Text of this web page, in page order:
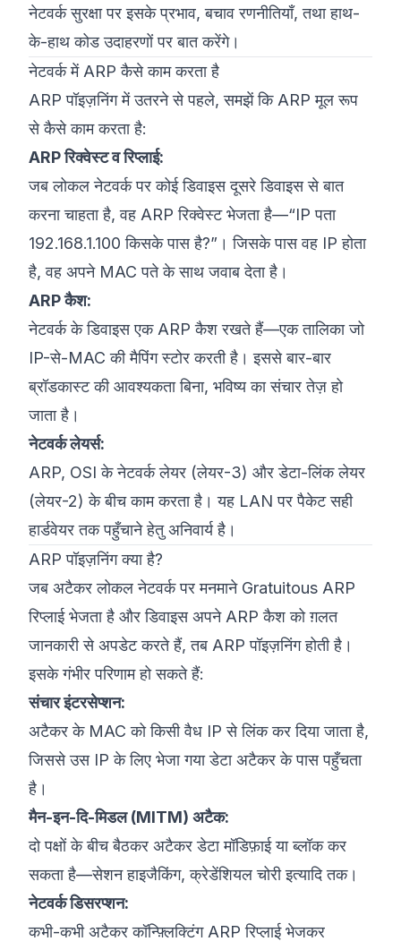
नेटवर्क सुरक्षा पर इसके प्रभाव, बचाव रणनीतियाँ, तथा हाथ-
के-हाथ कोड उदाहरणों पर बात करेंगे।
नेटवर्क में ARP कैसे काम करता है
ARP पॉइज़निंग में उतरने से पहले, समझें कि ARP मूल रूप
से कैसे काम करता है:
ARP रिक्वेस्ट व रिप्लाई:
जब लोकल नेटवर्क पर कोई डिवाइस दूसरे डिवाइस से बात
करना चाहता है, वह ARP रिक्वेस्ट भेजता है—“IP पता
192.168.1.100 किसके पास है?”। जिसके पास वह IP होता
है, वह अपने MAC पते के साथ जवाब देता है।
ARP कैश:
नेटवर्क के डिवाइस एक ARP कैश रखते हैं—एक तालिका जो
IP-से-MAC की मैपिंग स्टोर करती है। इससे बार-बार
ब्रॉडकास्ट की आवश्यकता बिना, भविष्य का संचार तेज़ हो
जाता है।
नेटवर्क लेयर्स:
ARP, OSI के नेटवर्क लेयर (लेयर-3) और डेटा-लिंक लेयर
(लेयर-2) के बीच काम करता है। यह LAN पर पैकेट सही
हार्डवेयर तक पहुँचाने हेतु अनिवार्य है।
ARP पॉइज़निंग क्या है?
जब अटैकर लोकल नेटवर्क पर मनमाने Gratuitous ARP
रिप्लाई भेजता है और डिवाइस अपने ARP कैश को ग़लत
जानकारी से अपडेट करते हैं, तब ARP पॉइज़निंग होती है।
इसके गंभीर परिणाम हो सकते हैं:
संचार इंटरसेप्शन:
अटैकर के MAC को किसी वैध IP से लिंक कर दिया जाता है,
जिससे उस IP के लिए भेजा गया डेटा अटैकर के पास पहुँचता
है।
मैन-इन-दि-मिडल (MITM) अटैक:
दो पक्षों के बीच बैठकर अटैकर डेटा मॉडिफ़ाई या ब्लॉक कर
सकता है—सेशन हाइजैकिंग, क्रेडेंशियल चोरी इत्यादि तक।
नेटवर्क डिसरप्शन:
कभी-कभी अटैकर कॉन्फ़्लिक्टिंग ARP रिप्लाई भेजकर